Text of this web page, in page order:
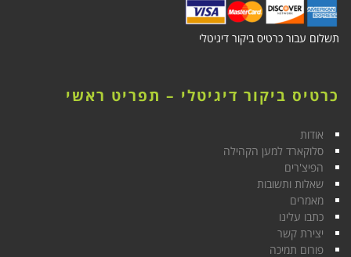
תשלום עבור כרטיס ביקור דיגיטלי
כרטיס ביקור דיגיטלי – תפריט ראשי
אודות
סלוקארד למען הקהילה
הפיצ'רים
שאלות ותשובות
מאמרים
כתבו עלינו
יצירת קשר
פורום תמיכה